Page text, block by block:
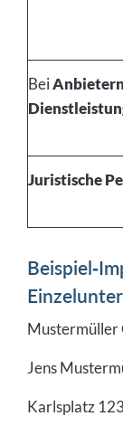
Bei
Juristische
Beispiel-
Mustermüller
Jens
Karlsplatz 123